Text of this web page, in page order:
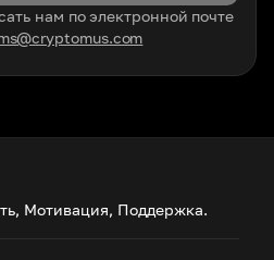
нам по электронной почте
Мотивация, Поддержка.